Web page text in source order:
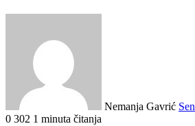
Nemanja Gavrić
0 302 1 minuta čitanja